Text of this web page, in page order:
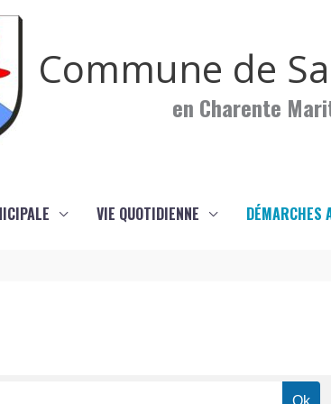
Commune de
en Charente
VIE QUOTIDIENNE DÉMARCHES